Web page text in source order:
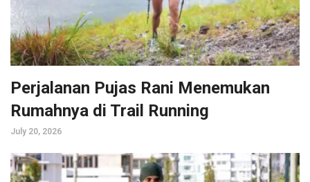
Perjalanan Pujas Rani Menemukan
Rumahnya di Trail Running
July 20, 2026